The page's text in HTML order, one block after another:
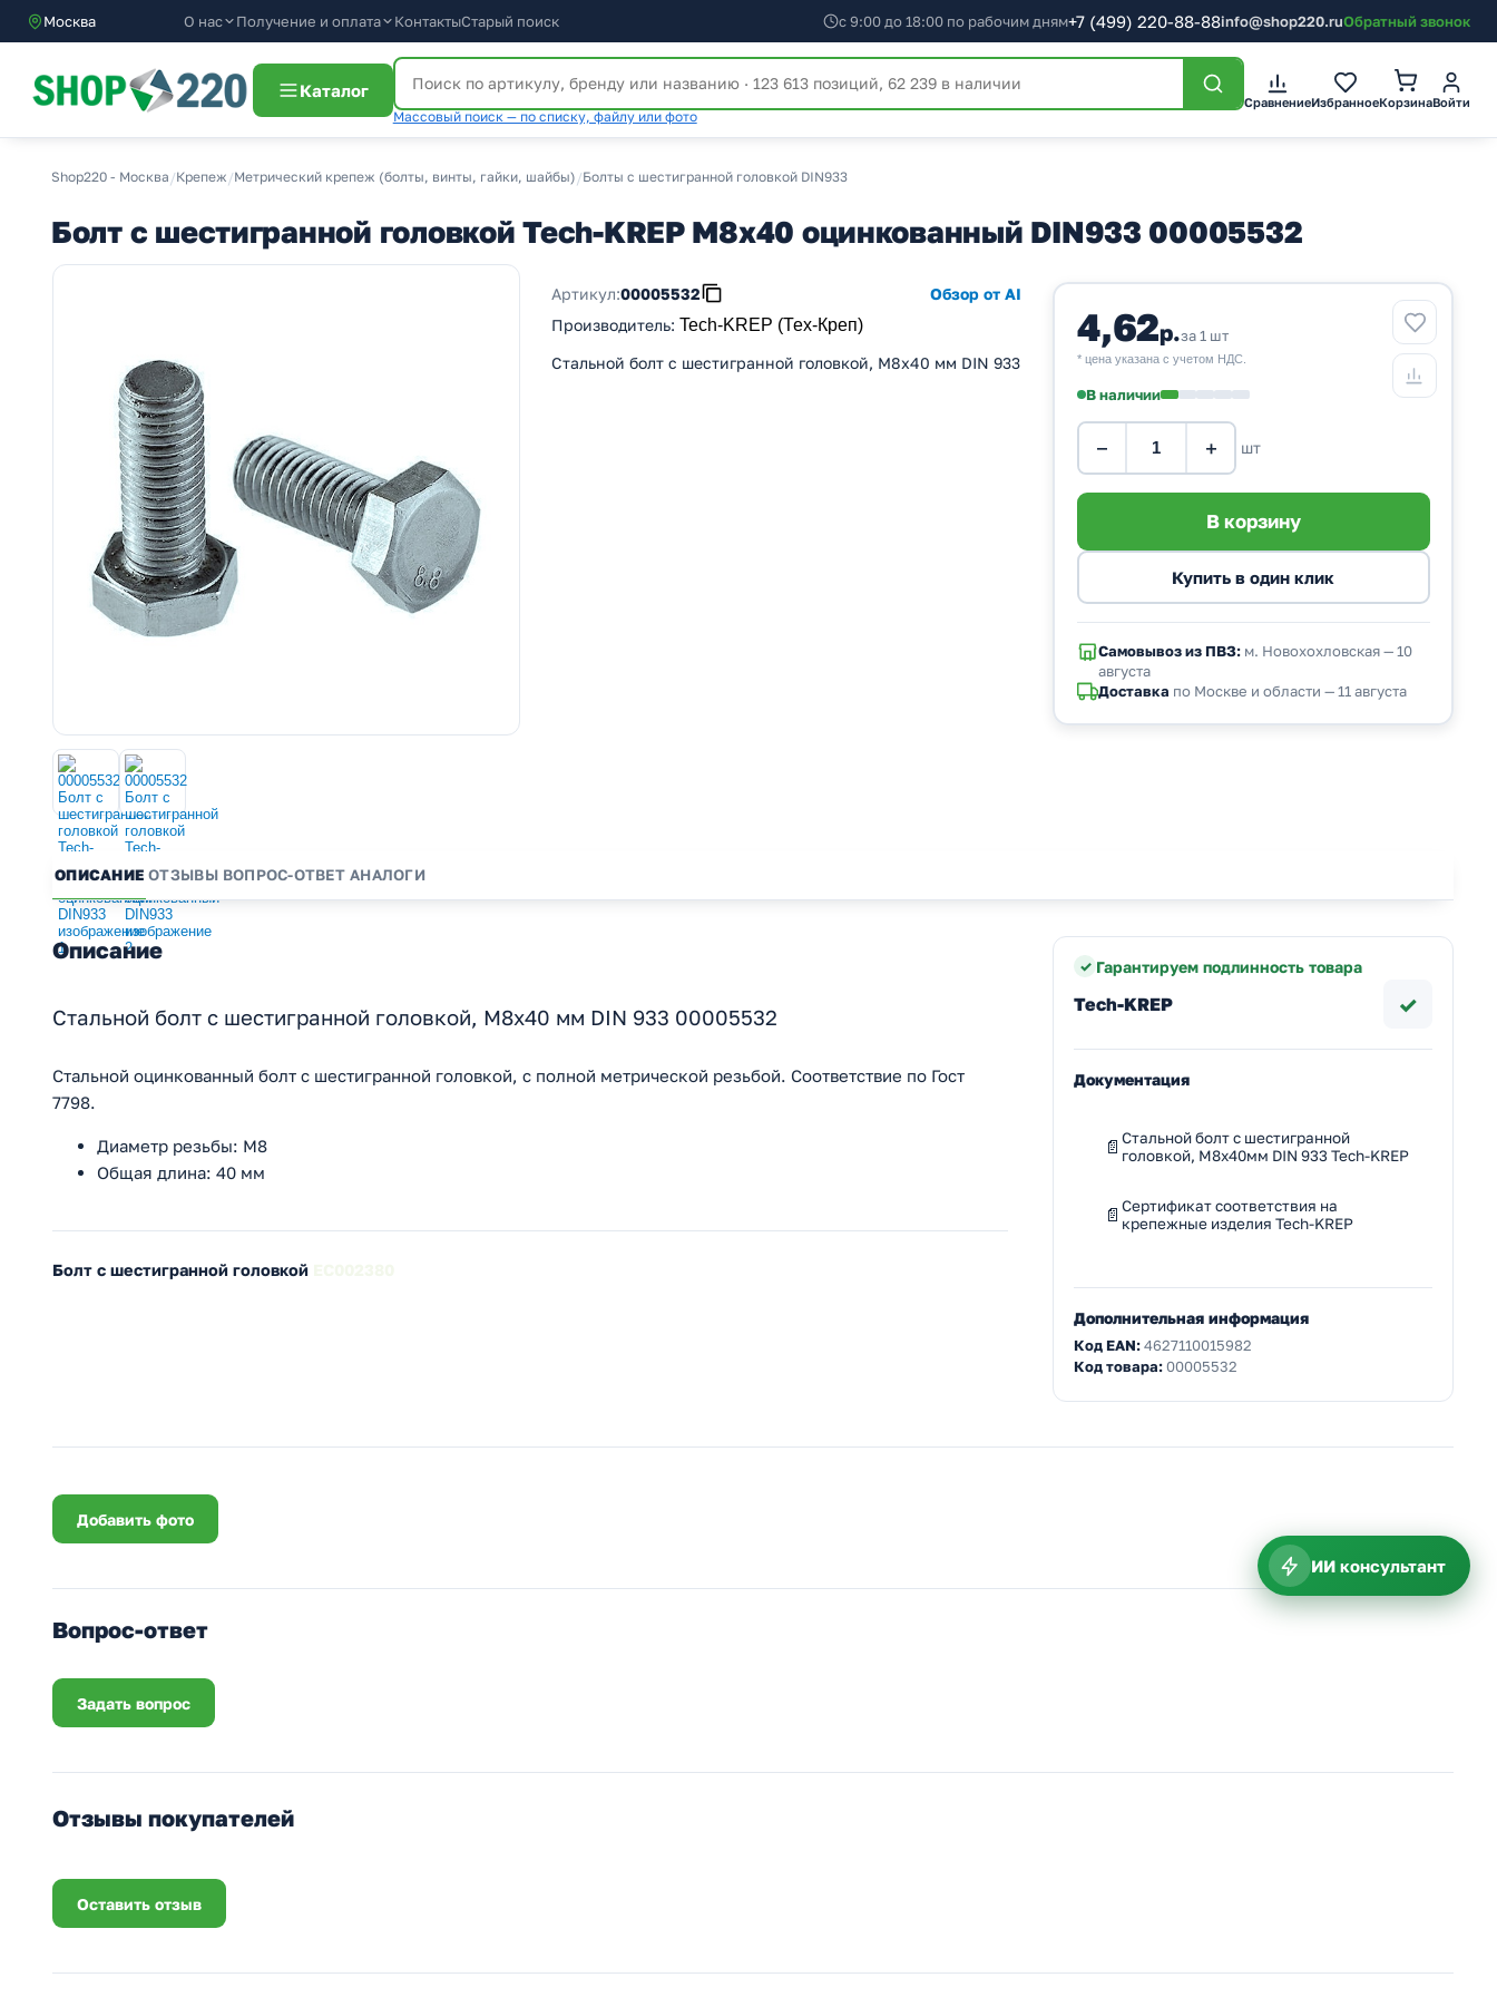
Москва О нас Получение и оплата КонтактыСтарый поиск с 9:00 до 18:00 по рабочим дням+7 (499) 220-88-88info@shop220.ruОбратный звонок
Каталог
Массовый поиск — по списку, файлу или фото
СравнениеИзбранноеКорзинаВойти
Shop220 - Москва /Крепеж /Метрический крепеж (болты, винты, гайки, шайбы) /Болты с шестигранной головкой DIN933
Болт с шестигранной головкой Tech-KREP М8х40 оцинкованный DIN933 00005532
Артикул:00005532
Обзор от AI
Производитель: Tech-KREP (Тех-Креп)
Стальной болт с шестигранной головкой, M8x40 мм DIN 933
4,62р.за 1 шт
* цена указана с учетом НДС.
В наличии
− + шт
Самовывоз из ПВЗ:м. Новохохловская — 10
августа
Доставка по Москве и области — 11 августа
ОПИСАНИЕ ОТЗЫВЫ ВОПРОС-ОТВЕТ АНАЛОГИ
Описание
Стальной болт с шестигранной головкой, M8x40 мм DIN 933 00005532
Стальной оцинкованный болт с шестигранной головкой, с полной метрической резьбой. Соответствие по Гост
7798.
Диаметр резьбы: M8
Общая длина: 40 мм
Болт с шестигранной головкой
Гарантируем подлинность товара
Tech-KREP ✓
Документация
Стальной болт с шестигранной
головкой, M8x40мм DIN 933 Tech-KREP
Сертификат соответствия на
крепежные изделия Tech-KREP
Дополнительная информация
Код EAN:4627110015982
Код товара:00005532
Добавить фото
Вопрос-ответ
Задать вопрос
Отзывы покупателей
Оставить отзыв
ИИ консультант